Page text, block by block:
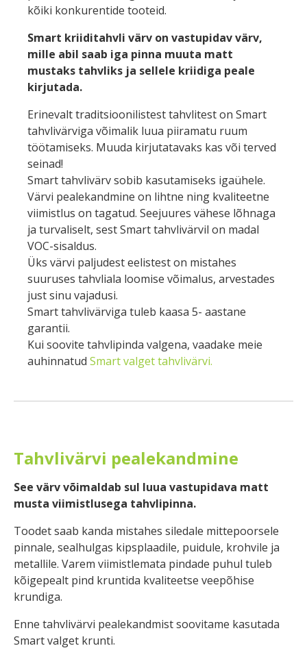
kõiki konkurentide tooteid.
Smart kriiditahvli värv on vastupidav värv,
mille abil saab iga pinna muuta matt
mustaks tahvliks ja sellele kriidiga peale
kirjutada.
Erinevalt traditsioonilistest tahvlitest on Smart
tahvlivärviga võimalik luua piiramatu ruum
töötamiseks. Muuda kirjutatavaks kas või terved
seinad!
Smart tahvlivärv sobib kasutamiseks igaühele.
Värvi pealekandmine on lihtne ning kvaliteetne
viimistlus on tagatud. Seejuures vähese lõhnaga
ja turvaliselt, sest Smart tahvlivärvil on madal
VOC-sisaldus.
Üks värvi paljudest eelistest on mistahes
suuruses tahvliala loomise võimalus, arvestades
just sinu vajadusi.
Smart tahvlivärviga tuleb kaasa 5- aastane
garantii.
Kui soovite tahvlipinda valgena, vaadake meie
auhinnatud Smart valget tahvlivärvi.
Tahvlivärvi pealekandmine
See värv võimaldab sul luua vastupidava matt
musta viimistlusega tahvlipinna.
Toodet saab kanda mistahes siledale mittepoorsele
pinnale, sealhulgas kipsplaadile, puidule, krohvile ja
metallile. Varem viimistlemata pindade puhul tuleb
kõigepealt pind kruntida kvaliteetse veepõhise
krundiga.
Enne tahvlivärvi pealekandmist soovitame kasutada
Smart valget krunti.